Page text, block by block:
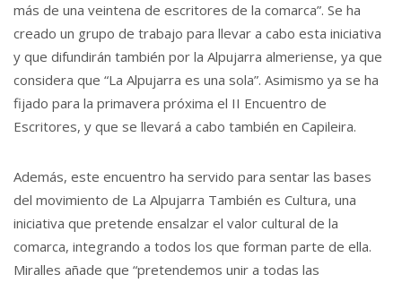
más de una veintena de escritores de la comarca”. Se ha
creado un grupo de trabajo para llevar a cabo esta iniciativa
y que difundirán también por la Alpujarra almeriense, ya que
considera que “La Alpujarra es una sola”. Asimismo ya se ha
fijado para la primavera próxima el II Encuentro de
Escritores, y que se llevará a cabo también en Capileira.
Además, este encuentro ha servido para sentar las bases
del movimiento de La Alpujarra También es Cultura, una
iniciativa que pretende ensalzar el valor cultural de la
comarca, integrando a todos los que forman parte de ella.
Miralles añade que “pretendemos unir a todas las